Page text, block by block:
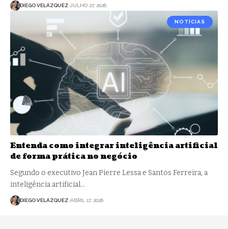
DIEGO VELÁZQUEZ JULHO 27, 2026
NOTÍCIAS
Entenda como integrar inteligência artificial
de forma prática no negócio
Segundo o executivo Jean Pierre Lessa e Santos Ferreira, a
inteligência artificial…
DIEGO VELÁZQUEZ ABRIL 17, 2026